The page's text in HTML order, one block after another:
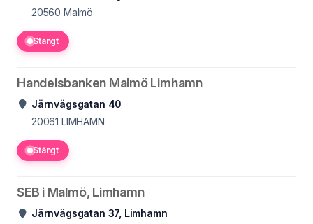
20560 Malmö
Stängt
Handelsbanken Malmö Limhamn
Järnvägsgatan 40
20061 LIMHAMN
Stängt
SEB i Malmö, Limhamn
Järnvägsgatan 37, Limhamn